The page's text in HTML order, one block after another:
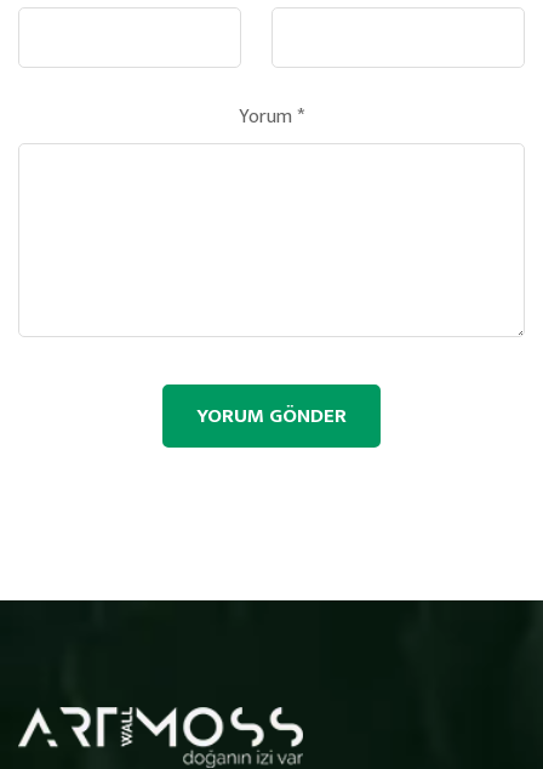
Yorum*